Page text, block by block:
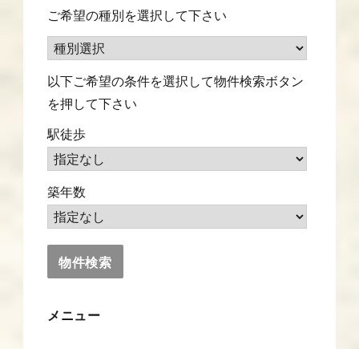
ご希望の種別を選択して下さい
以下ご希望の条件を選択して物件検索ボタン
を押して下さい
駅徒歩
築年数
メニュー